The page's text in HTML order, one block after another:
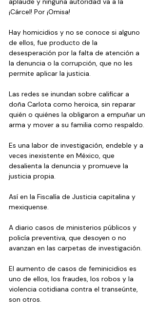
¡Cárcel! Por ¡Omisa!
Hay homicidios y no se conoce si alguno
de ellos, fue producto de la
desesperación por la falta de atención a
la denuncia o la corrupción, que no les
permite aplicar la justicia.
Las redes se inundan sobre calificar a
doña Carlota como heroica, sin reparar
quién o quiénes la obligaron a empuñar un
arma y mover a su familia como respaldo.
Es una labor de investigación, endeble y a
veces inexistente en México, que
desalienta la denuncia y promueve la
justicia propia.
Así en la Fiscalía de Justicia capitalina y
mexiquense.
A diario casos de ministerios públicos y
policía preventiva, que desoyen o no
avanzan en las carpetas de investigación.
El aumento de casos de feminicidios es
uno de ellos, los fraudes, los robos y la
violencia cotidiana contra el transeúnte,
son otros.